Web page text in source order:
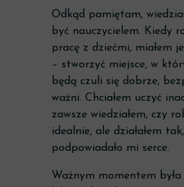
Odkąd pamiętam,
być nauczycielem. Kiedy
pracę z dziećmi, miałem
– stworzyć miejsce, w
będą czuli się dobrze,
ważni. Chciałem uczyć
zawsze wiedziałem, czy
idealnie, ale działałem
podpowiadało mi serce.
Ważnym momentem